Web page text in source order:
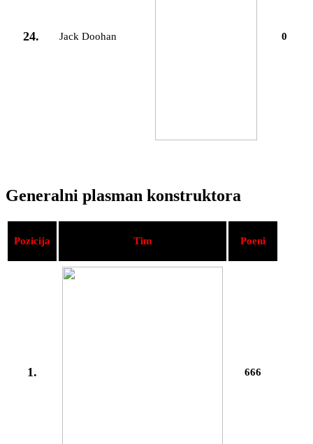
24. Jack Doohan 0
Generalni plasman konstruktora
Pozicija Tim Poeni
1. 666